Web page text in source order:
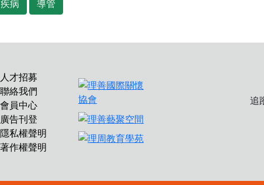
疾病 導管
人才招募
聯絡我們
會員中心
廣告刊登
隱私權聲明
著作權聲明
追